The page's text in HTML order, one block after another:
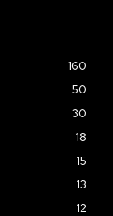
160
50
30
18
15
13
12